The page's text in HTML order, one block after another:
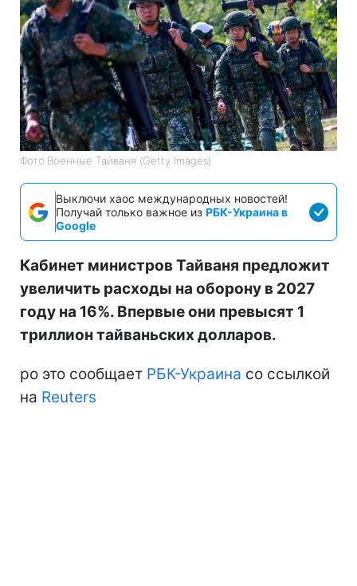
Фото:Военные Тайваня (Getty Images)
Выключи хаос международных новостей!
Получай только важное из РБК-Украина в
Google
Кабинет министров Тайваня предложит
увеличить расходы на оборону в 2027
году на 16%. Впервые они превысят 1
триллион тайваньских долларов.
ро это сообщает РБК-Украина со ссылкой
на Reuters